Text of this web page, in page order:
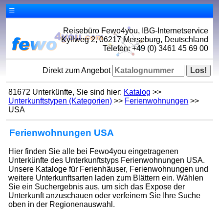
☰
Reisebüro Fewo4you, IBG-Internetservice
Kyllweg 2, 06217 Merseburg, Deutschland
Telefon: +49 (0) 3461 45 69 00
Direkt zum Angebot
81672 Unterkünfte, Sie sind hier: Katalog >>
Unterkunftstypen (Kategorien) >> Ferienwohnungen >>
USA
Ferienwohnungen USA
Hier finden Sie alle bei Fewo4you eingetragenen
Unterkünfte des Unterkunftstyps Ferienwohnungen USA.
Unsere Kataloge für Ferienhäuser, Ferienwohnungen und
weitere Unterkunftsarten laden zum Blättern ein. Wählen
Sie ein Suchergebnis aus, um sich das Expose der
Unterkunft anzuschauen oder verfeinern Sie Ihre Suche
oben in der Regionenauswahl.